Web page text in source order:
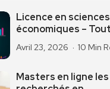
Licence en sciences
économiques –
Avril 23, 2026 10 Min
Masters en ligne